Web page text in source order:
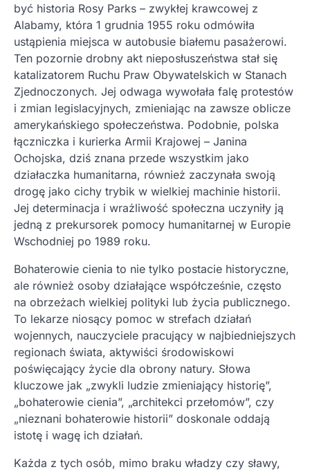
być historia Rosy Parks – zwykłej krawcowej z
Alabamy, która 1 grudnia 1955 roku odmówiła
ustąpienia miejsca w autobusie białemu pasażerowi.
Ten pozornie drobny akt nieposłuszeństwa stał się
katalizatorem Ruchu Praw Obywatelskich w Stanach
Zjednoczonych. Jej odwaga wywołała falę protestów
i zmian legislacyjnych, zmieniając na zawsze oblicze
amerykańskiego społeczeństwa. Podobnie, polska
łączniczka i kurierka Armii Krajowej – Janina
Ochojska, dziś znana przede wszystkim jako
działaczka humanitarna, również zaczynała swoją
drogę jako cichy trybik w wielkiej machinie historii.
Jej determinacja i wrażliwość społeczna uczyniły ją
jedną z prekursorek pomocy humanitarnej w Europie
Wschodniej po 1989 roku.
Bohaterowie cienia to nie tylko postacie historyczne,
ale również osoby działające współcześnie, często
na obrzeżach wielkiej polityki lub życia publicznego.
To lekarze niosący pomoc w strefach działań
wojennych, nauczyciele pracujący w najbiedniejszych
regionach świata, aktywiści środowiskowi
poświęcający życie dla obrony natury. Słowa
kluczowe jak „zwykli ludzie zmieniający historię”,
„bohaterowie cienia”, „architekci przełomów”, czy
„nieznani bohaterowie historii” doskonale oddają
istotę i wagę ich działań.
Każda z tych osób, mimo braku władzy czy sławy,